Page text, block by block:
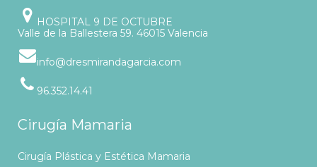
HOSPITAL 9 DE OCTUBRE
Valle de la Ballestera 59. 46015 Valencia
info@dresmirandagarcia.com
96.352.14.41
Cirugía Mamaria
Cirugía Plástica y Estética Mamaria